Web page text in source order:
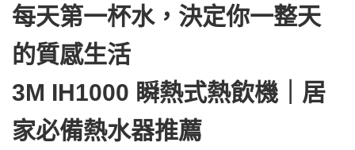
每天第一杯水，決定你一整天
的質感生活
3M IH1000 瞬熱式熱飲機｜居
家必備熱水器推薦